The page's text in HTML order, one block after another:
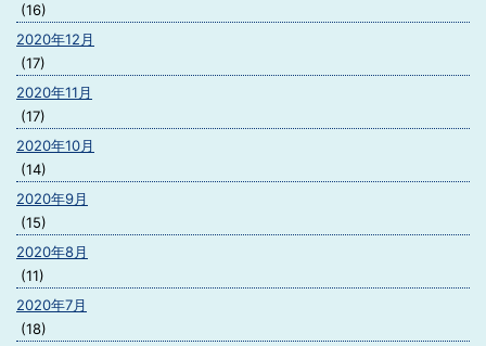
(16)
2020年12月
(17)
2020年11月
(17)
2020年10月
(14)
2020年9月
(15)
2020年8月
(11)
2020年7月
(18)